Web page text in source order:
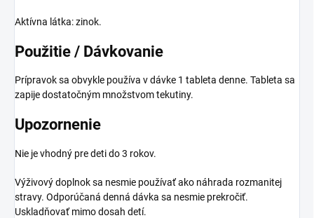
Aktívna látka: zinok.
Použitie / Dávkovanie
Prípravok sa obvykle používa v dávke 1 tableta denne. Tableta sa
zapije dostatočným množstvom tekutiny.
Upozornenie
Nie je vhodný pre deti do 3 rokov.
Výživový doplnok sa nesmie používať ako náhrada rozmanitej
stravy. Odporúčaná denná dávka sa nesmie prekročiť.
Uskladňovať mimo dosah detí.